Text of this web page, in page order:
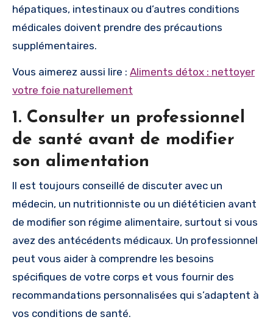
hépatiques, intestinaux ou d’autres conditions
médicales doivent prendre des précautions
supplémentaires.
Vous aimerez aussi lire : Aliments détox : nettoyer
votre foie naturellement
1. Consulter un professionnel
de santé avant de modifier
son alimentation
Il est toujours conseillé de discuter avec un
médecin, un nutritionniste ou un diététicien avant
de modifier son régime alimentaire, surtout si vous
avez des antécédents médicaux. Un professionnel
peut vous aider à comprendre les besoins
spécifiques de votre corps et vous fournir des
recommandations personnalisées qui s’adaptent à
vos conditions de santé.